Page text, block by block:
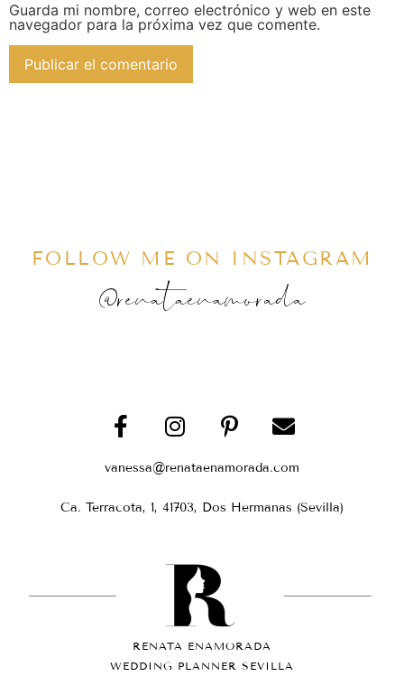
Guarda mi nombre, correo electrónico y web en este
navegador para la próxima vez que comente.
FOLLOW ME ON INSTAGRAM
@renataenamorada
vanessa@renataenamorada.com
Ca. Terracota, 1, 41703, Dos Hermanas (Sevilla)
RENATA ENAMORADA
WEDDING PLANNER SEVILLA